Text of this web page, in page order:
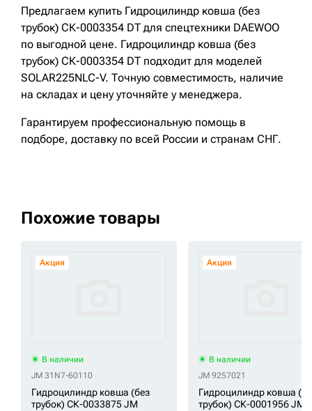
Предлагаем купить Гидроцилиндр ковша (без
трубок) СК-0003354 DT для спецтехники DAEWOO
по выгодной цене. Гидроцилиндр ковша (без
трубок) СК-0003354 DT подходит для моделей
SOLAR225NLC-V. Точную совместимость, наличие
на складах и цену уточняйте у менеджера.
Гарантируем профессиональную помощь в
подборе, доставку по всей России и странам СНГ.
Похожие товары
Акция
В наличии
JM 31N7-60110
Гидроцилиндр ковша (без
трубок) СК-0033875 JM
Акция
В наличии
JM 9257021
Гидроцилиндр ковша
трубок) СК-0001956 JM